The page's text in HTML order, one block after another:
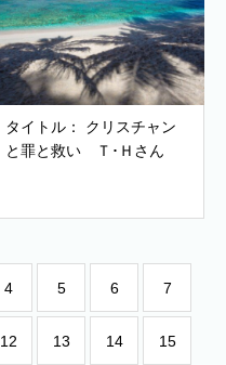
タイトル： クリスチャン
と罪と救い Ｔ･Ｈさん
4 5 6 7
12 13 14 15